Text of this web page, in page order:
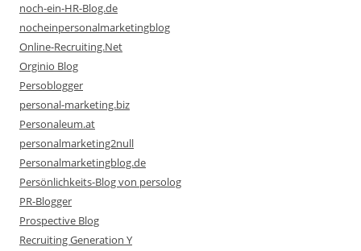
noch-ein-HR-Blog.de
nocheinpersonalmarketingblog
Online-Recruiting.Net
Orginio Blog
Persoblogger
personal-marketing.biz
Personaleum.at
personalmarketing2null
Personalmarketingblog.de
Persönlichkeits-Blog von persolog
PR-Blogger
Prospective Blog
Recruiting Generation Y